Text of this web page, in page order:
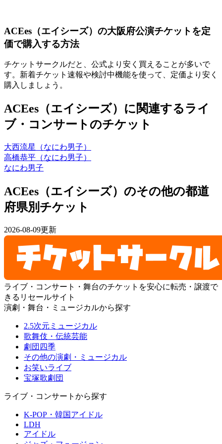
ACEes（エイシーズ）の大阪府公演チケットを定
価で購入する方法
チケットサークルだと、公式より安く買えることが多いで
す。新着チケット速報や検討中機能を使って、定価より安く
購入しましょう。
ACEes（エイシーズ）に関連するライ
ブ・コンサートのチケット
大西流星（なにわ男子）
高橋恭平（なにわ男子）
なにわ男子
ACEes（エイシーズ）のその他の都道
府県別チケット
2026-08-09更新
ライブ・コンサート・舞台のチケットを安心に転売・譲渡で
きるリセールサイト
演劇・舞台・ミュージカルから探す
2.5次元ミュージカル
歌舞伎・伝統芸能
劇団四季
その他の演劇・ミュージカル
お笑いライブ
宝塚歌劇団
ライブ・コンサートから探す
K-POP・韓国アイドル
LDH
アイドル